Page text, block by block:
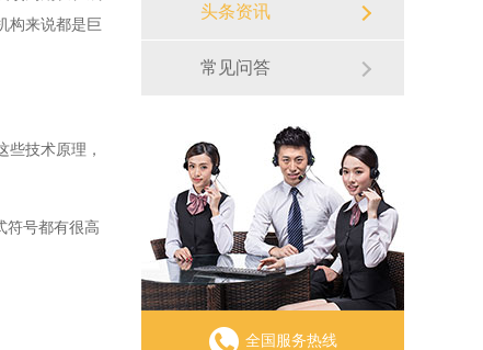
构来说都是巨
技术原理，
符号都有很高
头条资讯
常见问答
全国服务热线